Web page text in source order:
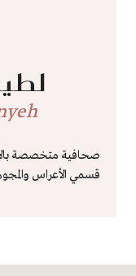
صحافية متخصصة
قسمي الأعراس